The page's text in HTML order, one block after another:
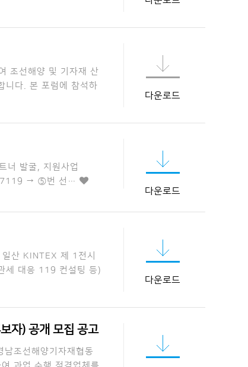
조선해양 및 기자재 산
니다. 본 포럼에 참석하
다운로드
트너 발굴, 지원사업
7119 → ⑤번 선…
다운로드
산 KINTEX 제 1전시
세 대응 119 컨설팅 등)
다운로드
자) 공개 모집 공고
조선해양기자재협동